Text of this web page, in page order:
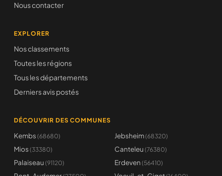
Nous contacter
EXPLORER
Nos classements
Toutes les régions
Tous les départements
Derniers avis postés
DÉCOUVRIR DES COMMUNES
Kembs (68680) Jebsheim(68320)
Mios (33380) Canteleu (76380)
Palaiseau (91120) Erdeven (56410)